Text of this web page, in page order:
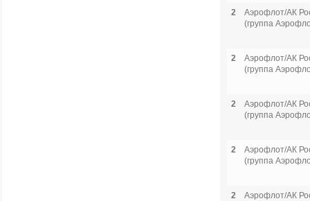
2
Аэрофлот/АК
(группа
2
Аэрофлот/АК
(группа
2
Аэрофлот/АК
(группа
2
Аэрофлот/АК
(группа
2
Аэрофлот/АК